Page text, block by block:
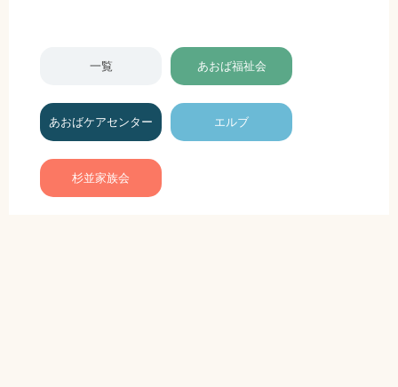
一覧 あおば福祉会
あおばケアセンター エルブ
杉並家族会